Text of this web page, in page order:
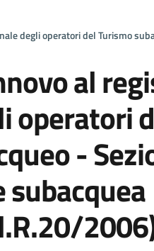
degli operatori del Turismo
al
operatori
-